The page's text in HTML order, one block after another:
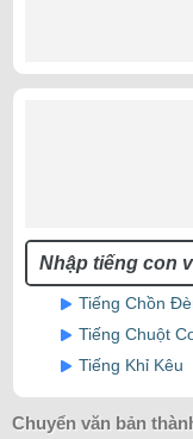
Tiếng Chồn
Tiếng Chuột
Tiếng Khỉ Kêu
Chuyển văn bản